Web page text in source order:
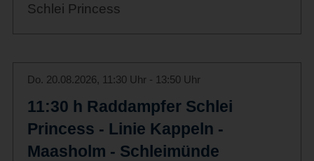
Schlei Princess
Do. 20.08.2026, 11:30 Uhr - 13:50 Uhr
11:30 h Raddampfer Schlei
Princess - Linie Kappeln -
Maasholm - Schleimünde